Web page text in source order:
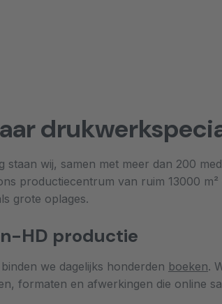
staan wij, samen met meer dan 200
productiecentrum van ruim 13000
grote oplages.
HD productie
we dagelijks honderden boeken.
formaten en afwerkingen die online